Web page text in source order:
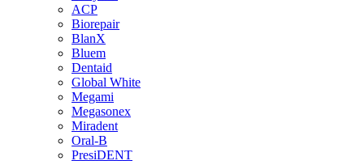
ACP
Biorepair
BlanX
Bluem
Dentaid
Global White
Megami
Megasonex
Miradent
Oral-B
PresiDENT